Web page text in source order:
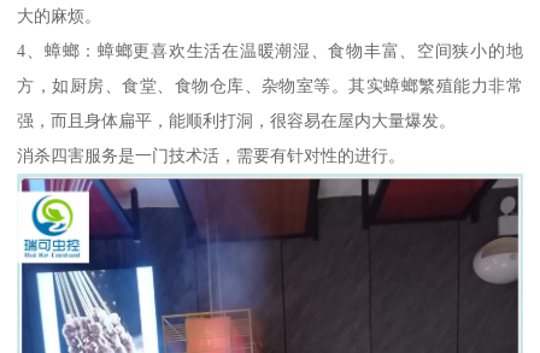
大的麻烦。
4、蟑螂：蟑螂更喜欢生活在温暖潮湿、食物丰富、空间狭小的地
方，如厨房、食堂、食物仓库、杂物室等。其实蟑螂繁殖能力非常
强，而且身体扁平，能顺利打洞，很容易在屋内大量爆发。
消杀四害服务是一门技术活，需要有针对性的进行。